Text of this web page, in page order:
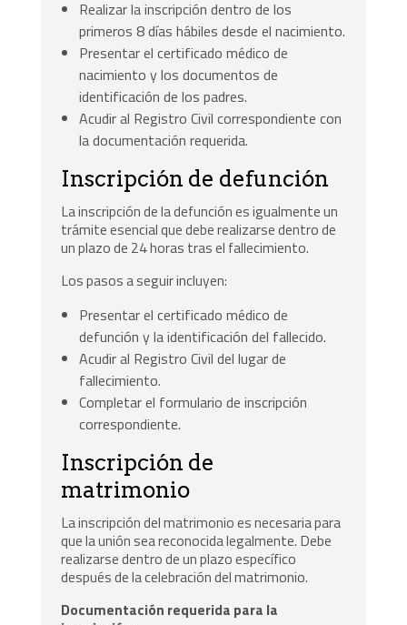
Realizar la inscripción dentro de los
primeros 8 días hábiles desde el nacimiento.
Presentar el certificado médico de
nacimiento y los documentos de
identificación de los padres.
Acudir al Registro Civil correspondiente con
la documentación requerida.
Inscripción de defunción
La inscripción de la defunción es igualmente un
trámite esencial que debe realizarse dentro de
un plazo de 24 horas tras el fallecimiento.
Los pasos a seguir incluyen:
Presentar el certificado médico de
defunción y la identificación del fallecido.
Acudir al Registro Civil del lugar de
fallecimiento.
Completar el formulario de inscripción
correspondiente.
Inscripción de
matrimonio
La inscripción del matrimonio es necesaria para
que la unión sea reconocida legalmente. Debe
realizarse dentro de un plazo específico
después de la celebración del matrimonio.
Documentación requerida para la